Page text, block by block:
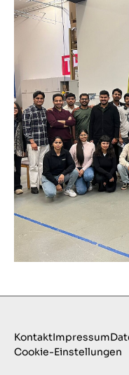
KontaktImpressum
Cookie-Einstellungen